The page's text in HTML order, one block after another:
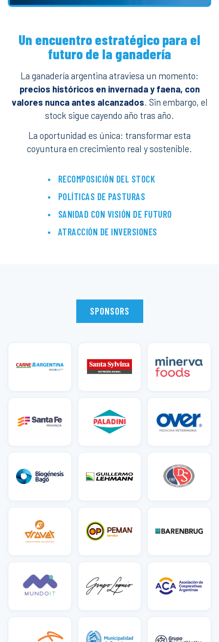
Un encuentro estratégico para el
futuro de la ganadería
La ganadería argentina atraviesa un momento:
precios históricos en invernada y faena, con
valores nunca antes alcanzados. Sin embargo, el
stock sigue cayendo año tras año.
La oportunidad es única: transformar esta
coyuntura en crecimiento real y sostenible.
RECOMPOSICIÓN DEL STOCK
POLÍTICAS DE PASTURAS
SANIDAD CON VISIÓN DE FUTURO
ATRACCIÓN DE INVERSIONES
SPONSORS